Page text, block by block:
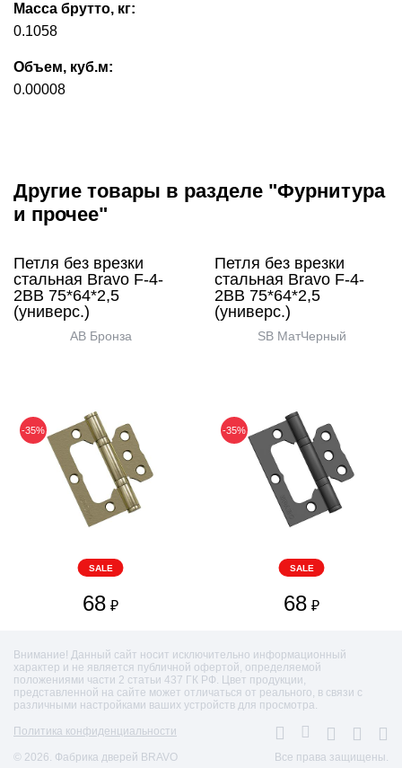
Масса брутто, кг:
0.1058
Объем, куб.м:
0.00008
Другие товары в разделе "Фурнитура
и прочее"
Петля без врезки
стальная Bravo F-4-
2BB 75*64*2,5
(универс.)
AB Бронза
-35%
SALE
68 ₽
Петля без врезки
стальная Bravo F-4-
2BB 75*64*2,5
(универс.)
SB МатЧерный
-35%
SALE
68 ₽
Внимание! Данный сайт носит исключительно информационный
характер и не является публичной офертой, определяемой
положениями части 2 статьи 437 ГК РФ. Цвет продукции,
представленной на сайте может отличаться от реального, в связи с
различными настройками ваших устройств для просмотра.
Политика конфиденциальности
© 2026. Фабрика дверей BRAVO Все права защищены.